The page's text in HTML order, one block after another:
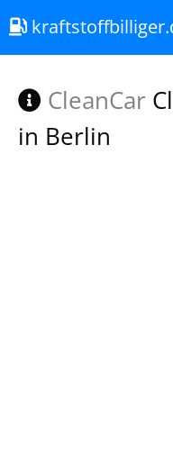
CleanCar
in Berlin